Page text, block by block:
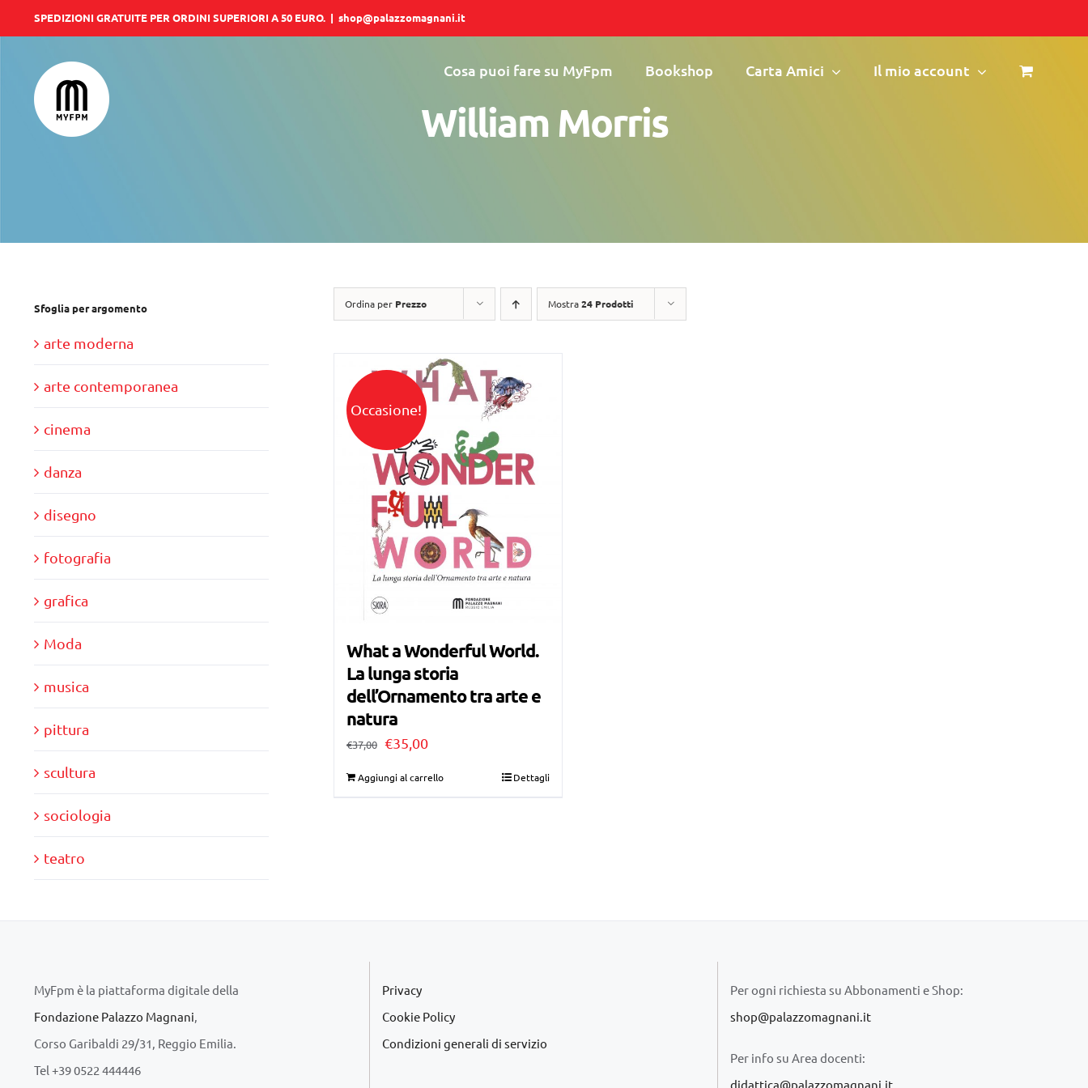
al
contenuto
SPEDIZIONI GRATUITE PER ORDINI SUPERIORI A 50 EURO. | shop@palazzomagnani.it
Cosa puoi fare su MyFpm Bookshop Carta Amici Il mio account
William Morris
Ordina per Prezzo Mostra24 Prodotti
Occasione!
What a Wonderful World.
La lunga storia
dell’Ornamento tra arte e
natura
€37,00 Il
€35,00Il
Aggiungi al carrello Dettagli
Sfoglia per argomento
arte moderna
arte contemporanea
cinema
danza
disegno
fotografia
grafica
Moda
musica
pittura
scultura
sociologia
teatro
MyFpm è la piattaforma digitale della
Fondazione Palazzo Magnani
Corso Garibaldi 29/31, Reggio Emilia.
Tel +39 0522 444446
Privacy
Cookie Policy
Condizioni generali di servizio
Per ogni richiesta su Abbonamenti e Shop:
shop@palazzomagnani.it
Per info su Area docenti:
didattica@palazzomagnani.it